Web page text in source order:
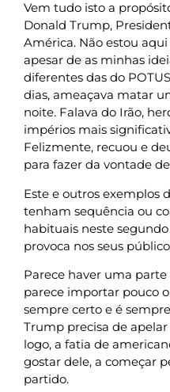
Vem tudo isto a
Donald Trump,
América. Não estou
apesar de as minhas
diferentes das do
dias, ameaçava matar
noite. Falava do Irão,
impérios mais
Felizmente, recuou e
para fazer da vontade
Este e outros exemplos
tenham sequência ou
habituais neste
provoca nos seus
Parece haver uma parte
parece importar pouco
sempre certo e é
Trump precisa de
logo, a fatia de
gostar dele, a começar
partido.